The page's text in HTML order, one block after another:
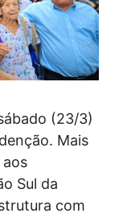
(23/3)
Mais
Sul da
com